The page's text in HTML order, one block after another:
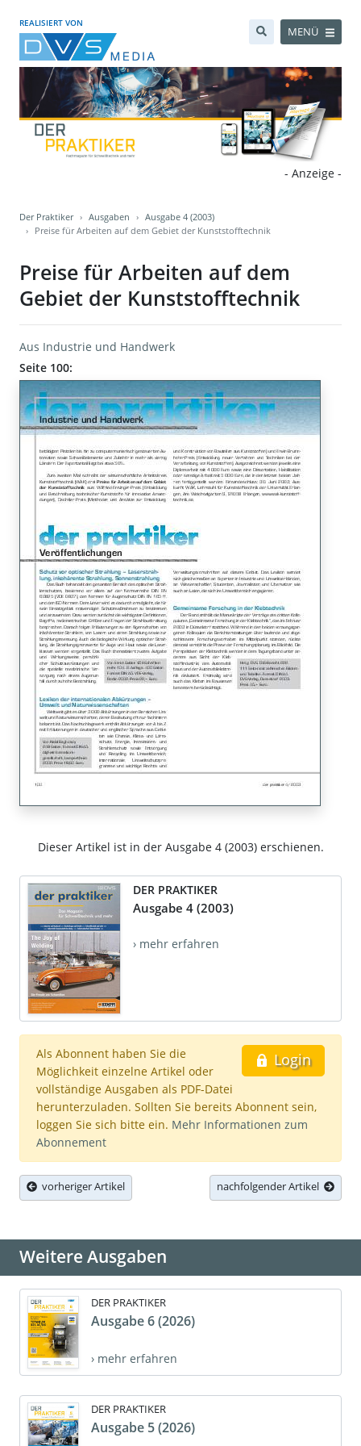
REALISIERT VON
MENÜ
- Anzeige -
Der Praktiker Ausgaben
Ausgabe 4 (2003)
Preise für Arbeiten auf dem Gebiet der Kunststofftechnik
Preise für Arbeiten auf dem
Gebiet der Kunststofftechnik
Aus Industrie und Handwerk
Seite 100:
Dieser Artikel ist in der Ausgabe 4 (2003) erschienen.
DER PRAKTIKER
Ausgabe 4 (2003)
› mehr erfahren
Login
Als Abonnent haben Sie die
Möglichkeit einzelne Artikel oder
vollständige Ausgaben als PDF-Datei
herunterzuladen. Sollten Sie bereits Abonnent sein,
loggen Sie sich bitte ein. Mehr Informationen zum
Abonnement
vorheriger Artikel nachfolgender Artikel
Weitere Ausgaben
DER PRAKTIKER
Ausgabe 6 (2026)
› mehr erfahren
DER PRAKTIKER
Ausgabe 5 (2026)